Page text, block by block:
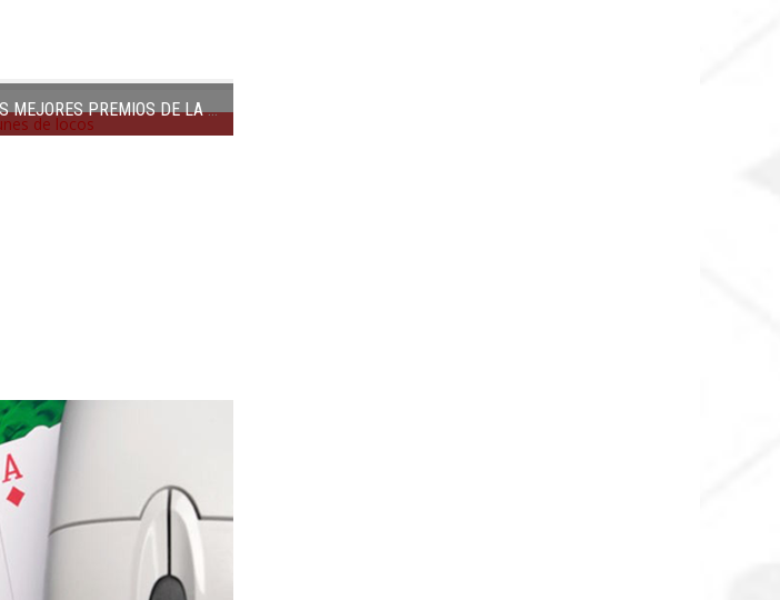
LUNES DE LOCOS: ¡LOS MEJORES PREMIOS DE LA HISTORIA EN BODOG!